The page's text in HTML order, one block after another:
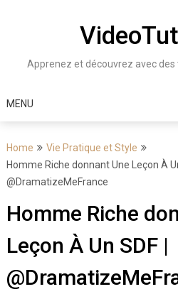
Apprenez et découvrez avec
MENU
Home
Vie Pratique et Style
Homme Riche donnant Une Leçon À Un
@DramatizeMeFrance
Homme Riche
Leçon À Un SDF |